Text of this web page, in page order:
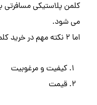
کلمن پلاستیکی مسافرتی
می شود.
اما 2 نکته مهم در خرید کلمن پلاستیکی مسافرتی توسط مشتریان تاثیر به سزایی دارد:
کیفیت و مرغوبیت
قیمت